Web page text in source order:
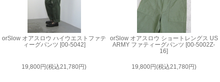
orSlow オアスロウ ハイウエストファテ
ィーグパンツ [00-5042]
19,800円(税込21,780円)
orSlow オアスロウ ショートレングス US
ARMY ファティーグパンツ [00-5002Z-
16]
19,800円(税込21,780円)